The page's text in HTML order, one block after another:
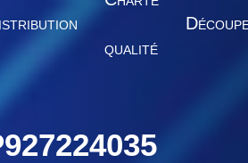
ISTRIBUTION
QUALITÉ
D